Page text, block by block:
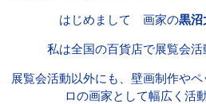
はじめまして 画家の黒沼
私は全国の百貨店で展覧会活
展覧会活動以外にも、壁画制作や
ロの画家として幅広く活